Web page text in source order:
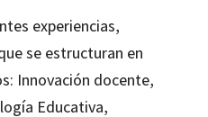
experiencias,
se estructuran en
Innovación docente,
Educativa,